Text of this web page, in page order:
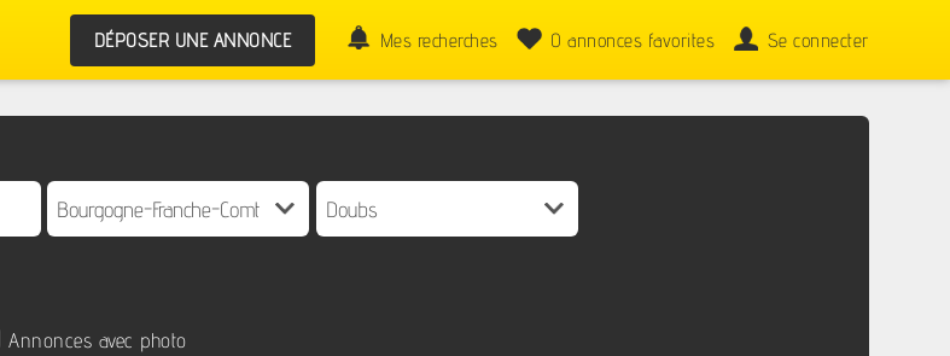
DÉPOSER UNE ANNONCE Mes recherches 0 annonces favorites Se connecter
Annonces avec photo